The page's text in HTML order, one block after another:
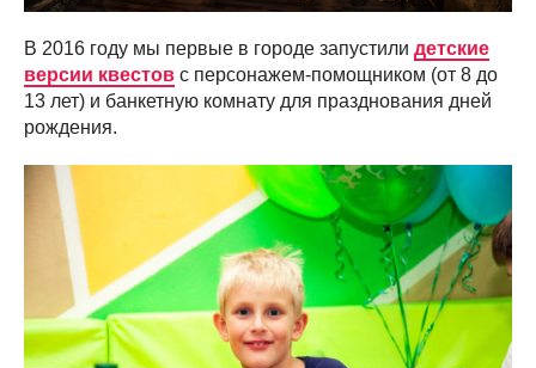
В 2016 году мы первые в городе запустили детские
версии квестов с персонажем-помощником (от 8 до
13 лет) и банкетную комнату для празднования дней
рождения.